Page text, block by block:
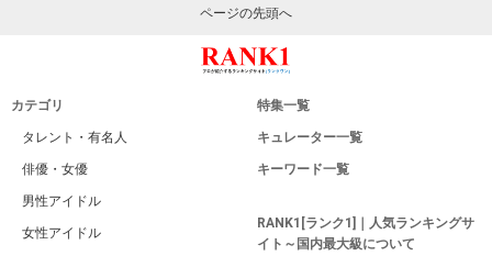
ページの先頭へ
カテゴリ
タレント・有名人
俳優・女優
男性アイドル
女性アイドル
特集一覧
キュレーター一覧
キーワード一覧
RANK1[ランク1]｜人気ランキングサ
イト～国内最大級について